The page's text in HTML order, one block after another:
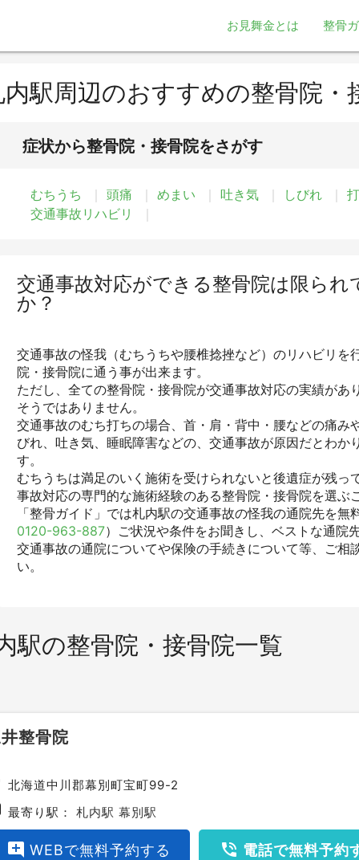
お見舞金とは 整骨
内駅周辺のおすすめの整骨院・
症状から整骨院・接骨院をさがす
むちうち 頭痛 めまい 吐き気 しびれ
交通事故リハビリ
交通事故対応ができる整骨院は限ら
か？
交通事故の怪我（むちうちや腰椎捻挫など）のリハビリを
院・接骨院に通う事が出来ます。
ただし、全ての整骨院・接骨院が交通事故対応の実績があ
そうではありません。
交通事故のむち打ちの場合、首・肩・背中・腰などの痛み
びれ、吐き気、睡眠障害などの、交通事故が原因だとわか
す。
むちうちは満足のいく施術を受けられないと後遺症が残っ
事故対応の専門的な施術経験のある整骨院・接骨院を選ぶ
「整骨ガイド」では札内駅の交通事故の怪我の通院先を
0120-963-887）ご状況や条件をお聞きし、ベストな通院
交通事故の通院についてや保険の手続きについて等、ご相
い。
駅の整骨院・接骨院一覧
整骨院
北海道中川郡幕別町宝町99-2
最寄り駅：札内駅 幕別駅
add_comment WEBで無料予約する phone_in_talk 電話で無料予約